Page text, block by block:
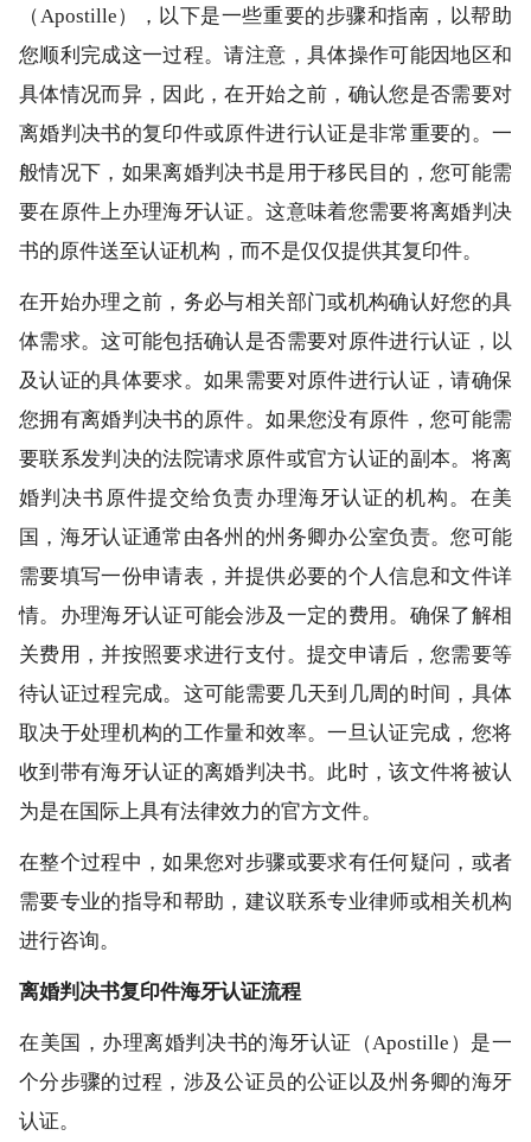
（Apostille），以下是一些重要的步骤和指南，以帮助
您顺利完成这一过程。请注意，具体操作可能因地区和
具体情况而异，因此，在开始之前，确认您是否需要对
离婚判决书的复印件或原件进行认证是非常重要的。一
般情况下，如果离婚判决书是用于移民目的，您可能需
要在原件上办理海牙认证。这意味着您需要将离婚判决
书的原件送至认证机构，而不是仅仅提供其复印件。
在开始办理之前，务必与相关部门或机构确认好您的具
体需求。这可能包括确认是否需要对原件进行认证，以
及认证的具体要求。如果需要对原件进行认证，请确保
您拥有离婚判决书的原件。如果您没有原件，您可能需
要联系发判决的法院请求原件或官方认证的副本。将离
婚判决书原件提交给负责办理海牙认证的机构。在美
国，海牙认证通常由各州的州务卿办公室负责。您可能
需要填写一份申请表，并提供必要的个人信息和文件详
情。办理海牙认证可能会涉及一定的费用。确保了解相
关费用，并按照要求进行支付。提交申请后，您需要等
待认证过程完成。这可能需要几天到几周的时间，具体
取决于处理机构的工作量和效率。一旦认证完成，您将
收到带有海牙认证的离婚判决书。此时，该文件将被认
为是在国际上具有法律效力的官方文件。
在整个过程中，如果您对步骤或要求有任何疑问，或者
需要专业的指导和帮助，建议联系专业律师或相关机构
进行咨询。
离婚判决书复印件海牙认证流程
在美国，办理离婚判决书的海牙认证（Apostille）是一
个分步骤的过程，涉及公证员的公证以及州务卿的海牙
认证。